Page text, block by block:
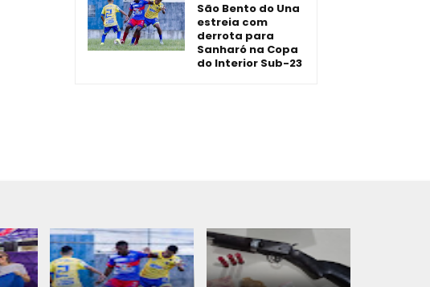
São Bento do Una
estreia com
derrota para
Sanharó na Copa
do Interior Sub-23